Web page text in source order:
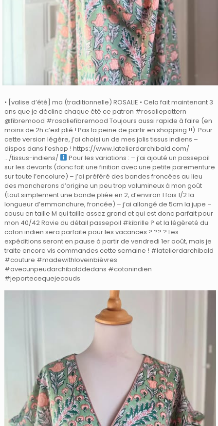
• [valise d’été] ma (traditionnelle) ROSALIE • Cela fait maintenant 3
ans que je décline chaque été ce patron #rosaliepattern
@fibremood #rosaliefibremood Toujours aussi rapide à faire (en
moins de 2h c’est plié ! Pas la peine de partir en shopping !!). Pour
cette version légère, j’ai choisi un de mes jolis tissus indiens –
dispos dans l’eshop ! https://www.latelierdarchibald.com/
…/tissus-indiens/
Pour les variations : – j’ai ajouté un passepoil
sur les devants (donc fait une finition avec une petite parementure
sur toute l’encolure) – j’ai préféré des bandes froncées au lieu
des mancherons d’origine un peu trop volumineux à mon goût
(tout simplement une bande pliée en 2, d’environ 1 fois 1/2 la
longueur d’emmanchure, froncée) – j’ai allongé de 5cm la jupe –
cousu en taille M qui taille assez grand et qui est donc parfait pour
mon 40/42 Ravie du détail passepoil #kibrille ? et la légèreté du
coton indien sera parfaite pour les vacances ? ?? ? Les
expéditions seront en pause à partir de vendredi 1er août, mais je
traite encore vis commandes cette semaine ! #latelierdarchibald
#couture #madewithloveinbièvres
#avecunpeudarchibalddedans #cotonindien
#jeportecequejecouds